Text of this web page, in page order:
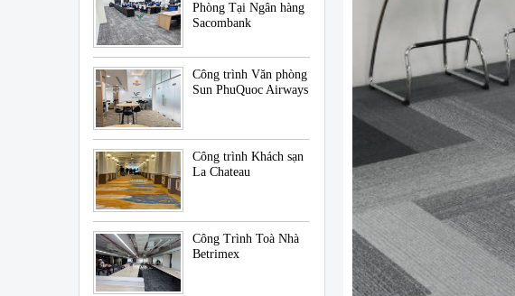
Phòng Tại Ngân hàng
Sacombank
Công trình Văn phòng
Sun PhuQuoc Airways
Công trình Khách sạn
La Chateau
Công Trình Toà Nhà
Betrimex